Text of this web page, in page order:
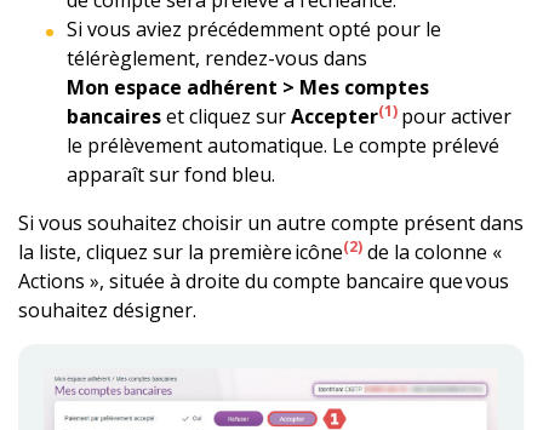
Si vous aviez précédemment opté pour le
télérèglement, rendez-vous dans
Mon espace adhérent > Mes comptes
bancaireset cliquez surAccepter(1) pour activer
le prélèvement automatique. Le compte prélevé
apparaît sur fond bleu.
Si vous souhaitez choisir un autre compte présent dans
la liste, cliquez sur la première icône(2) de la colonne «
Actions », située à droite du compte bancaire que vous
souhaitez désigner.